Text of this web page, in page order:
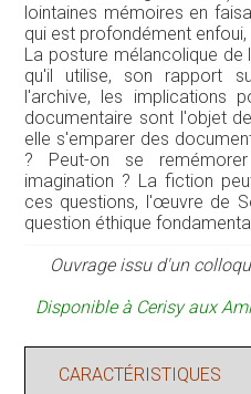
lointaines mémoires en
qui est profondément enfoui,
La posture mélancolique
qu'il utilise, son rapport
l'archive, les implications
documentaire sont l'objet
elle s'emparer des
? Peut-on se
imagination ? La fiction
ces questions, l'œuvre de
question éthique
Ouvrage issu d'un
Disponible à Cerisy aux
CARACTÉRISTIQUES